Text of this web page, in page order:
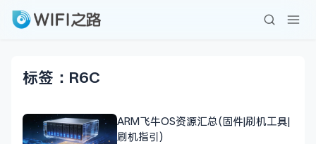
标签：R6C
ARM飞牛OS资源汇总(固件|刷机工具|
刷机指引)